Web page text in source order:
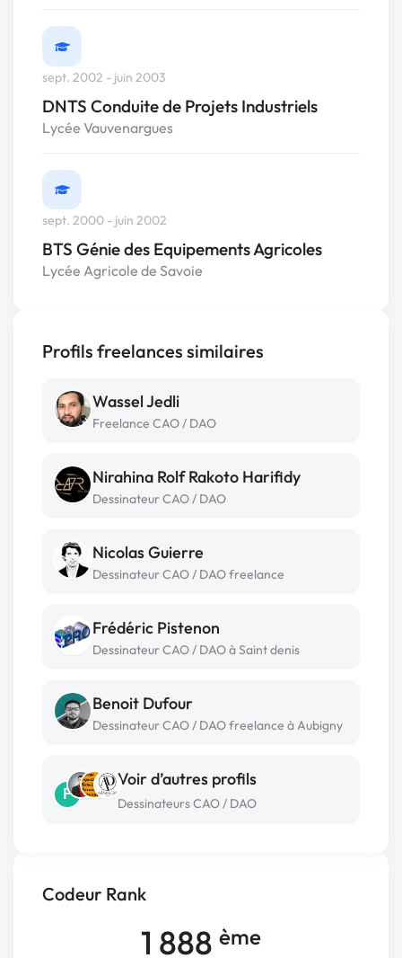
Codeur Rank
1 888 ème
sept. 2002 - juin 2003
DNTS Conduite de Projets Industriels
Lycée Vauvenargues
sept. 2000 - juin 2002
BTS Génie des Equipements Agricoles
Lycée Agricole de Savoie
Profils freelances similaires
Wassel Jedli
Freelance CAO / DAO
Nirahina Rolf Rakoto Harifidy
Dessinateur CAO / DAO
Nicolas Guierre
Dessinateur CAO / DAO freelance
Frédéric Pistenon
Dessinateur CAO / DAO à Saint denis
Benoit Dufour
Dessinateur CAO / DAO freelance à Aubigny
F
Voir d’autres profils
Dessinateurs CAO / DAO